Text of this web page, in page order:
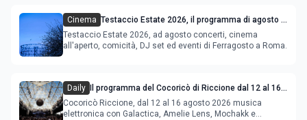
Cinema Testaccio Estate 2026, il programma di agosto e
Ferragosto
Testaccio Estate 2026, ad agosto concerti, cinema
all'aperto, comicità, DJ set ed eventi di Ferragosto a Roma.
Daily
Il programma del Cocoricò di Riccione dal 12 al 16
agosto 2026
Cocoricò Riccione, dal 12 al 16 agosto 2026 musica
elettronica con Galactica, Amelie Lens, Mochakk e